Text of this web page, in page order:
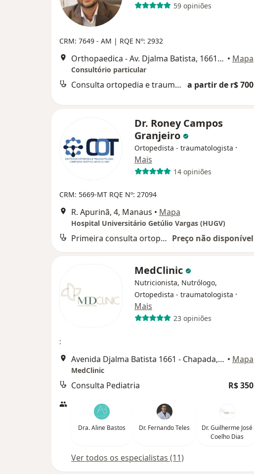
59 opiniões
CRM: 7649 - AM | RQE Nº: 2932
Orthopaedica - Av. Djalma Batista, 1661 - Sala 703 - Torre Medical - Millenium Center, Manaus • Mapa
Consultório particular
Consulta ortopedia e traumatologia a partir de r$ 700
Dr. Roney Campos
Granjeiro
Ortopedista - traumatologista ·
Mais
14 opiniões
CRM: 5669-MT RQE Nº: 27094
R. Apurinã, 4, Manaus • Mapa
Hospital Universitário Getúlio Vargas (HUGV)
Primeira consulta ortopedia e traumatologia Preço não disponível
MedClinic
Nutricionista, Nutrólogo,
Ortopedista - traumatologista ·
Mais
23 opiniões
:
Avenida Djalma Batista 1661 - Chapada, Manaus • Mapa
MedClinic
Consulta Pediatria R$ 350
Dra. Aline Bastos Dr. Fernando Teles
Dr. Guilherme José
Coelho Dias
Ver todos os especialistas (11)